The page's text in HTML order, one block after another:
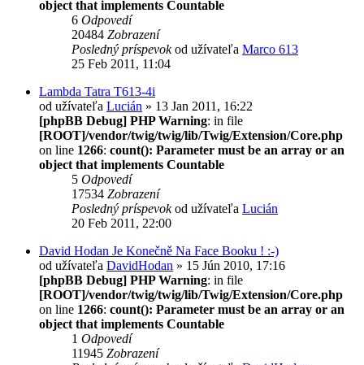
object that implements Countable
6 Odpovedí
20484 Zobrazení
Posledný príspevokod užívateľa Marco 613
25 Feb 2011, 11:04
Lambda Tatra T613-4i
od užívateľa Lucián » 13 Jan 2011, 16:22
[phpBB Debug] PHP Warning: in file
[ROOT]/vendor/twig/twig/lib/Twig/Extension/Core.php
on line 1266: count(): Parameter must be an array or an
object that implements Countable
5 Odpovedí
17534 Zobrazení
Posledný príspevokod užívateľa Lucián
20 Feb 2011, 22:00
David Hodan Je Konečně Na Face Booku ! :-)
od užívateľa DavidHodan » 15 Jún 2010, 17:16
[phpBB Debug] PHP Warning: in file
[ROOT]/vendor/twig/twig/lib/Twig/Extension/Core.php
on line 1266: count(): Parameter must be an array or an
object that implements Countable
1 Odpovedí
11945 Zobrazení